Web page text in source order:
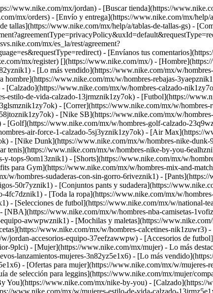
www.nike.com/mx/jordan) - [Buscar tienda](https://
mx/orders) - [Envío y entrega](https://www.nike.com/mx/help/
tallas](https://www.nike.com/mx/help/a/tablas-de-tallas-gs) -
mx/es_la/rest/agreement?
- [Envíanos tus
mx/register) [](https://www.nike.com/mx/) -
- [Lo más vendido](https://www.nike.com/mx/w/
www.nike.com/mx/w/hombres-rebajas-
- [Calzado](https://www.nike.com/mx/w/hombres-calzado-
estilo-de-vida-calzado-13jrmznik1zy7ok) - [Futbol](https://
- [Correr](https://www.nike.com/mx/w/
- [Nike SB](https://www.nike.com/mx/w/
[Golf](https://www.nike.com/mx/w/hombres-golf-calzado-
air-force-1-calzado-5sj3yznik1zy7ok) - [Air Max](https://
- [Nike Dunk](https://www.nike.com/mx/w/hombres-nike-dunk-
tenis](https://www.nike.com/mx/w/hombres-nike-by-you-
tops-9om13znik1) - [Shorts](https://www.nike.com/mx/w/
para Gym](https://www.nike.com/mx/w/hombres-mix-and-
hombres-sudaderas-con-sin-gorro-6riveznik1) -
50r7yznik1) - [Conjuntos pants y sudadera](https://
- [Toda la ropa](https://www.nike.com/mx/w/
- [Selecciones de futbol](https://www.nike.com/mx/w/national-
www.nike.com/mx/w/hombres-nba-camisetas-
awwpwznik1) - [Mochilas y maletas](https://
www.nike.com/mx/w/hombres-calcetines-nik1zuwr3)
jordan-accesorios-equipo-37eefzawwpw) - [Accesorios de
9plci) - [Mujer](https://www.nike.com/mx/mujer) - Lo más
lanzamientos-mujeres-3n82yz5e1x6) - [Lo más
- [Ofertas para mujer](https://www.nike.com/mx/w/mujeres-
de selección para leggins](https://www.nike.com/mx/mujer/
You](https://www.nike.com/mx/nike-by-you) - [Calzado](https://
www.nike.com/mx/w/mujeres-estilo-de-vida-calzado-